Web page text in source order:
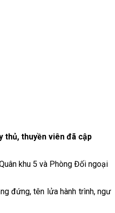
thủ, thuyền viên đã cập
khu 5 và Phòng Đối ngoại
đứng, tên lửa hành trình, ngư